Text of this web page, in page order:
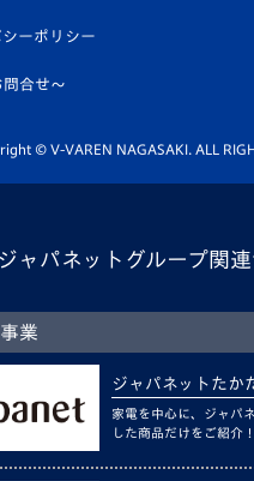
念活動
タウン活動
ル
＠
シーポリシー
問合せ〜
© V-VAREN NAGASAKI. ALL
ジャパネットグループ関連
業
ジャパネットたか
家電を中心に、ジャパ
した商品だけをご紹介！